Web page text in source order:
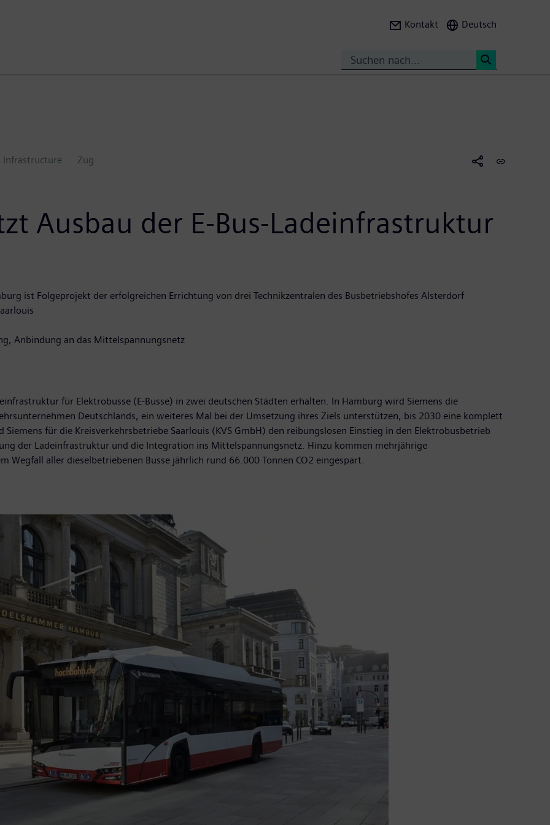
Kontakt Deutsch
Infrastructure Zug
Ausbau der E-Bus-Ladeinfrastruktur
ist Folgeprojekt der erfolgreichen Errichtung von drei Technikzentralen des Busbetriebshofes Alsterdorf
Anbindung an das Mittelspannungsnetz
für Elektrobusse (E-Busse) in zwei deutschen Städten erhalten. In Hamburg wird Siemens die
Deutschlands, ein weiteres Mal bei der Umsetzung ihres Ziels unterstützen, bis 2030 eine komplett
für die Kreisverkehrsbetriebe Saarlouis (KVS GmbH) den reibungslosen Einstieg in den Elektrobusbetrieb
der Ladeinfrastruktur und die Integration ins Mittelspannungsnetz. Hinzu kommen mehrjährige
aller dieselbetriebenen Busse jährlich rund 66.000 Tonnen CO2 eingespart.